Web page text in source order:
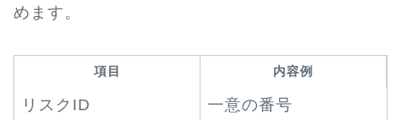
めます。
項目 内容例
リスクID 一意の番号